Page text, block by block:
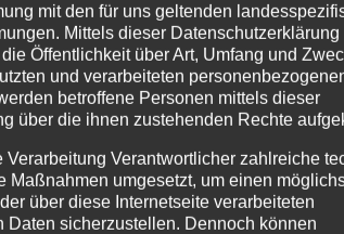
mit den für uns geltenden
Mittels dieser Datenschutzerklärung
Öffentlichkeit über Art, Umfang und
und verarbeiteten
betroffene Personen mittels dieser
über die ihnen zustehenden Rechte
Verarbeitung Verantwortlicher zahlreiche
Maßnahmen umgesetzt, um einen
über diese Internetseite verarbeiteten
Daten sicherzustellen. Dennoch können